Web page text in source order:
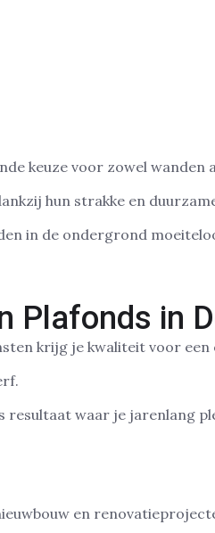
keuze voor zowel wanden
hun strakke en
in de ondergrond
Plafonds in
krijg je kwaliteit voor
resultaat waar je jarenlang